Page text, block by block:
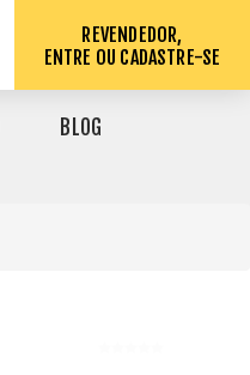
REVENDEDOR,
ENTRE OU CADASTRE-SE
BLOG